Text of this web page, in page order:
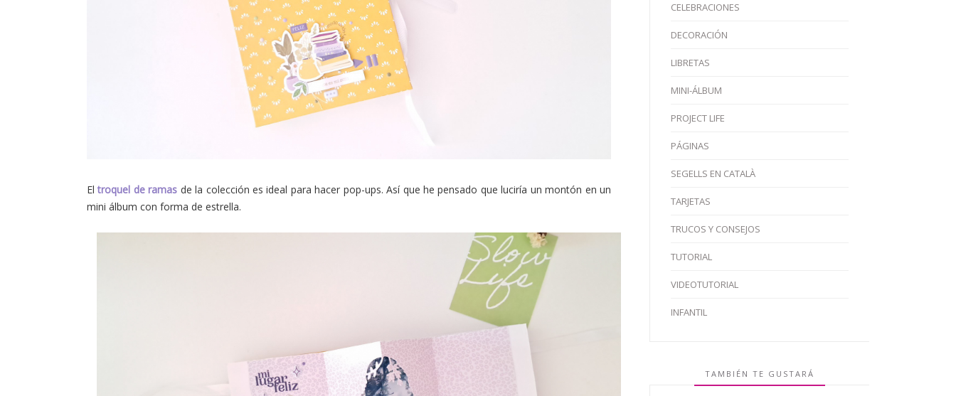
Eltroquel de ramas de la colección es ideal para hacer pop-ups. Así que he pensado que luciría un montón en un
mini álbum con forma de estrella.
CELEBRACIONES
DECORACIÓN
LIBRETAS
MINI-ÁLBUM
PROJECT LIFE
PÁGINAS
SEGELLS EN CATALÀ
TARJETAS
TRUCOS Y CONSEJOS
TUTORIAL
VIDEOTUTORIAL
INFANTIL
TAMBIÉN TE GUSTARÁ